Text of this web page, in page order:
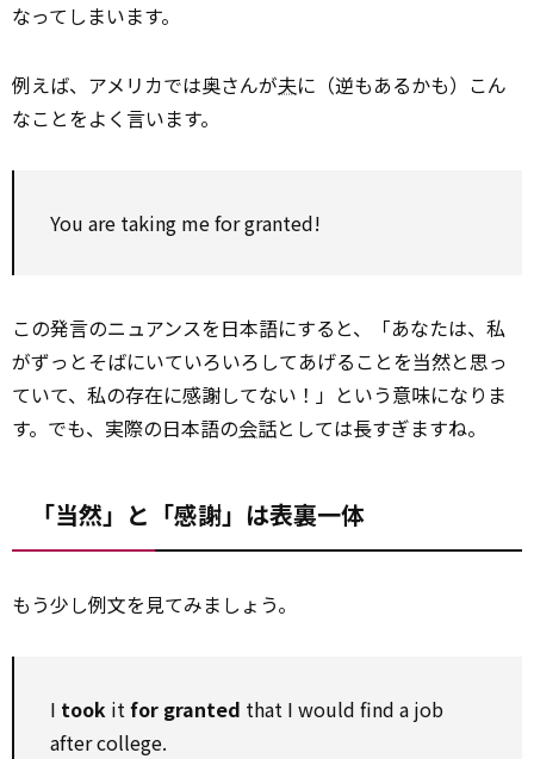
なってしまいます。
例えば、アメリカでは奥さんが夫に（逆もあるかも）こん
なことをよく言います。
You are taking me for granted!
この発言のニュアンスを日本語にすると、「あなたは、私
がずっとそばにいていろいろしてあげることを当然と思っ
ていて、私の存在に感謝してない！」という意味になりま
す。でも、実際の日本語の会話としては長すぎますね。
「当然」と「感謝」は表裏一体
もう少し例文を見てみましょう。
I took itfor granted that I would find a job
after college.